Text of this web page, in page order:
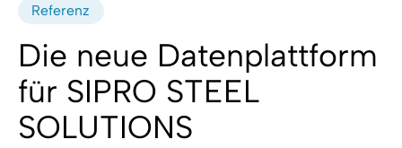
Referenz
Die neue Datenplattform
für SIPRO STEEL
SOLUTIONS